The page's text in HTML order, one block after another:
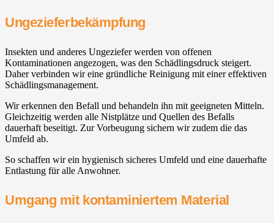
Ungezieferbekämpfung
Insekten und anderes Ungeziefer werden von offenen
Kontaminationen angezogen, was den Schädlingsdruck steigert.
Daher verbinden wir eine gründliche Reinigung mit einer effektiven
Schädlingsmanagement.
Wir erkennen den Befall und behandeln ihn mit geeigneten Mitteln.
Gleichzeitig werden alle Nistplätze und Quellen des Befalls
dauerhaft beseitigt. Zur Vorbeugung sichern wir zudem die das
Umfeld ab.
So schaffen wir ein hygienisch sicheres Umfeld und eine dauerhafte
Entlastung für alle Anwohner.
Umgang mit kontaminiertem Material